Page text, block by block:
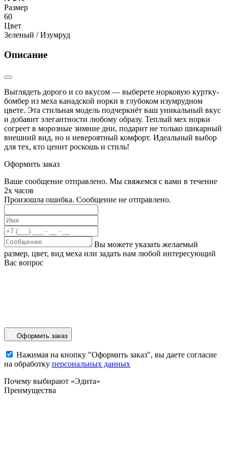
Размер
60
Цвет
Зеленый / Изумруд
Описание
Выглядеть дорого и со вкусом — выберете норковую куртку-
бомбер из меха канадской норки в глубоком изумрудном
цвете. Эта стильная модель подчеркнёт ваш уникальный вкус
и добавит элегантности любому образу. Теплый мех норки
согреет в морозные зимние дни, подарит не только шикарный
внешний вид, но и невероятный комфорт. Идеальный выбор
для тех, кто ценит роскошь и стиль!
Оформить заказ
Ваше сообщение отправлено. Мы свяжемся с вами в течение
2х часов
Произошла ошибка. Сообщение не отправлено.
Вы можете указать желаемый
размер, цвет, вид меха или задать нам любой интересующий
Вас вопрос
Оформить заказ
Нажимая на кнопку "Оформить заказ", вы даете согласие
на обработку персональных данных
Почему выбирают «Эдита»
Преимущества